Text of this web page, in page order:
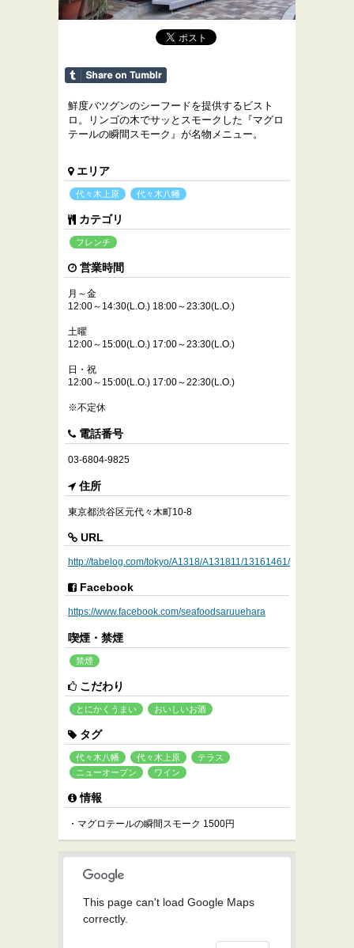
鮮度バツグンのシーフードを提供するビスト
ロ。リンゴの木でサッとスモークした『マグロ
テールの瞬間スモーク』が名物メニュー。
エリア
代々木上原 代々木八幡
カテゴリ
フレンチ
営業時間
月～金
12:00～14:30(L.O.) 18:00～23:30(L.O.)
土曜
12:00～15:00(L.O.) 17:00～23:30(L.O.)
日・祝
12:00～15:00(L.O.) 17:00～22:30(L.O.)
※不定休
電話番号
03-6804-9825
住所
東京都渋谷区元代々木町10-8
URL
http://tabelog.com/tokyo/A1318/A131811/13161461/
Facebook
https://www.facebook.com/seafoodsaruuehara
喫煙・禁煙
禁煙
こだわり
とにかくうまい おいしいお酒
タグ
代々木八幡 代々木上原
テラス
ニューオープン
ワイン
情報
・マグロテールの瞬間スモーク 1500円
This page can't load Google Maps
correctly.